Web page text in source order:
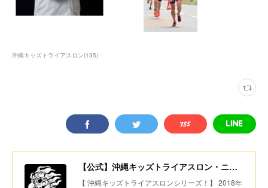
沖縄キッズトライアスロン(135)
【公式】沖縄キッズトライアスロン・ニコニコちびっ子デュアスロン・美ら島スポーツ
【 沖縄キッズトライアスロンシリーズ！】 2018年